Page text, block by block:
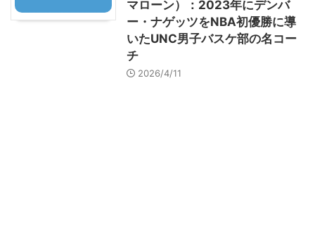
マローン）：2023年にデンバ
ー・ナゲッツをNBA初優勝に導
いたUNC男子バスケ部の名コー
チ
2026/4/11